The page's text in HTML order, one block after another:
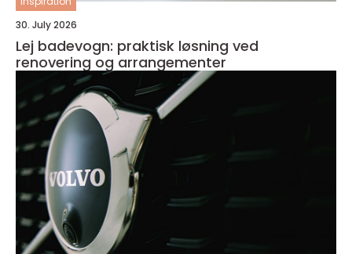
30. July 2026
Lej badevogn: praktisk løsning ved
renovering og arrangementer